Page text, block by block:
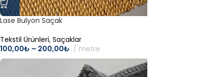
Lase Bulyon Saçak
Tekstil Ürünleri, Saçaklar
100,00₺ – 200,00₺ metre